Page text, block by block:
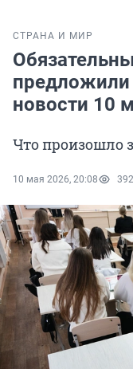
СТРАНА И МИР
предложили
новости 10
Что произошло
10 мая 2026, 20:08 392